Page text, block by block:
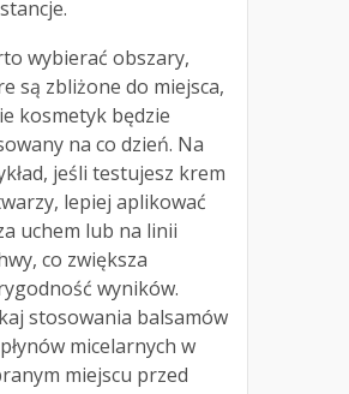
wybierać obszary,
są zbliżone do miejsca,
kosmetyk będzie
na co dzień. Na
jeśli testujesz krem
lepiej aplikować
uchem lub na linii
co zwiększa
wyników.
stosowania balsamów
micelarnych w
miejscu przed